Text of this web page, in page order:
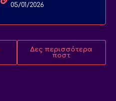
05/01/2026
Δες περισσότερα
ποστ